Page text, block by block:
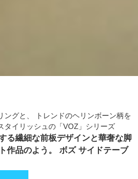
ングと、 トレンドのヘリンボーン柄を
タイリッシュの「VOZ」シリーズ
る繊細な前板デザインと華奢な脚
作品のよう。 ボズ サイドテーブ